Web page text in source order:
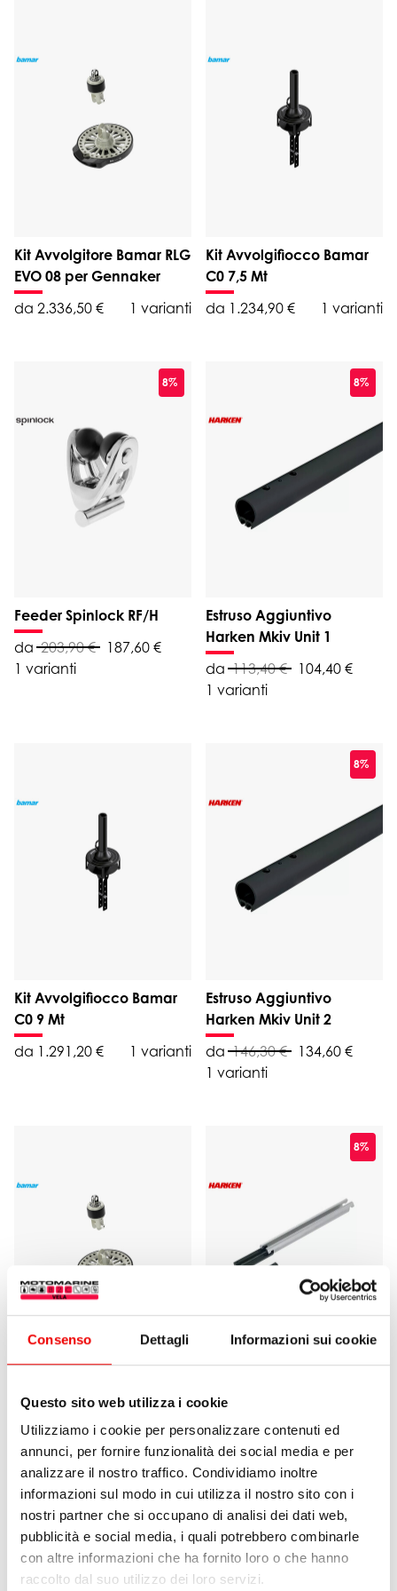
Consenso Dettagli Informazioni sui cookie
Questo sito web utilizza i cookie
Utilizziamo i cookie per personalizzare contenuti ed
annunci, per fornire funzionalità dei social media e per
analizzare il nostro traffico. Condividiamo inoltre
informazioni sul modo in cui utilizza il nostro sito con i
nostri partner che si occupano di analisi dei dati web,
pubblicità e social media, i quali potrebbero combinarle
con altre informazioni che ha fornito loro o che hanno
raccolto dal suo utilizzo dei loro servizi.
Kit Avvolgitore Bamar RLG
EVO 08 per Gennaker
da 2.336,50 €
1 varianti
Kit Avvolgifiocco Bamar
C0 7,5 Mt
da 1.234,90 €
1 varianti
8%
Feeder Spinlock RF/H
da 203,90 €
187,60 €
1 varianti
8%
Estruso Aggiuntivo
Harken Mkiv Unit 1
da 113,40 €
104,40 €
1 varianti
Kit Avvolgifiocco Bamar
C0 9 Mt
da 1.291,20 €
1 varianti
8%
Estruso Aggiuntivo
Harken Mkiv Unit 2
da 146,30 €
134,60 €
1 varianti
EVO 10 per Gennaker
da 3.652,50 €
1 varianti
8%
Harken MKIV 0
da 45,90 € 42,30 €
1 varianti